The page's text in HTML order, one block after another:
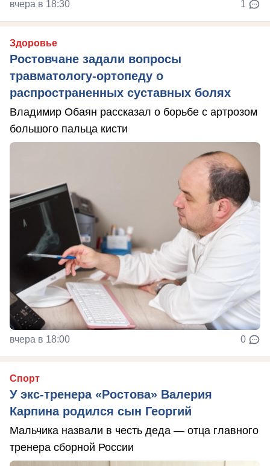
вчера в 18:30 1
Здоровье
Ростовчане задали вопросы
травматологу-ортопеду о
распространенных суставных болях
Владимир Обаян рассказал о борьбе с артрозом
большого пальца кисти
вчера в 18:00 0
Спорт
У экс-тренера «Ростова» Валерия
Карпина родился сын Георгий
Мальчика назвали в честь деда — отца главного
тренера сборной России